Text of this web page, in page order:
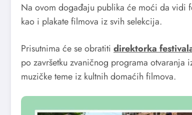
Na ovom događaju publika će moći da vidi
kao i plakate filmova iz svih selekcija.
Prisutnima će se obratiti direktorka
po završetku zvaničnog programa otvaranja
muzičke teme iz kultnih domaćih filmova.